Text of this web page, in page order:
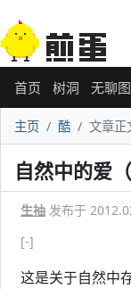
首页 树洞 无聊图
主页 酷 文章正
自然中的爱
生抽 发布于
[-]
这是关于自然中